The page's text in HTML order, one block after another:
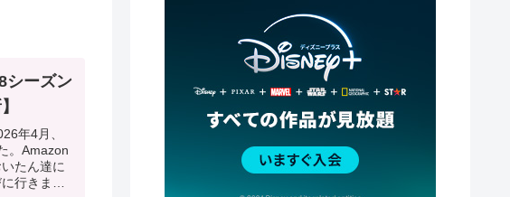
シーズン
年4月、
。Amazon
たん達に
行きませ